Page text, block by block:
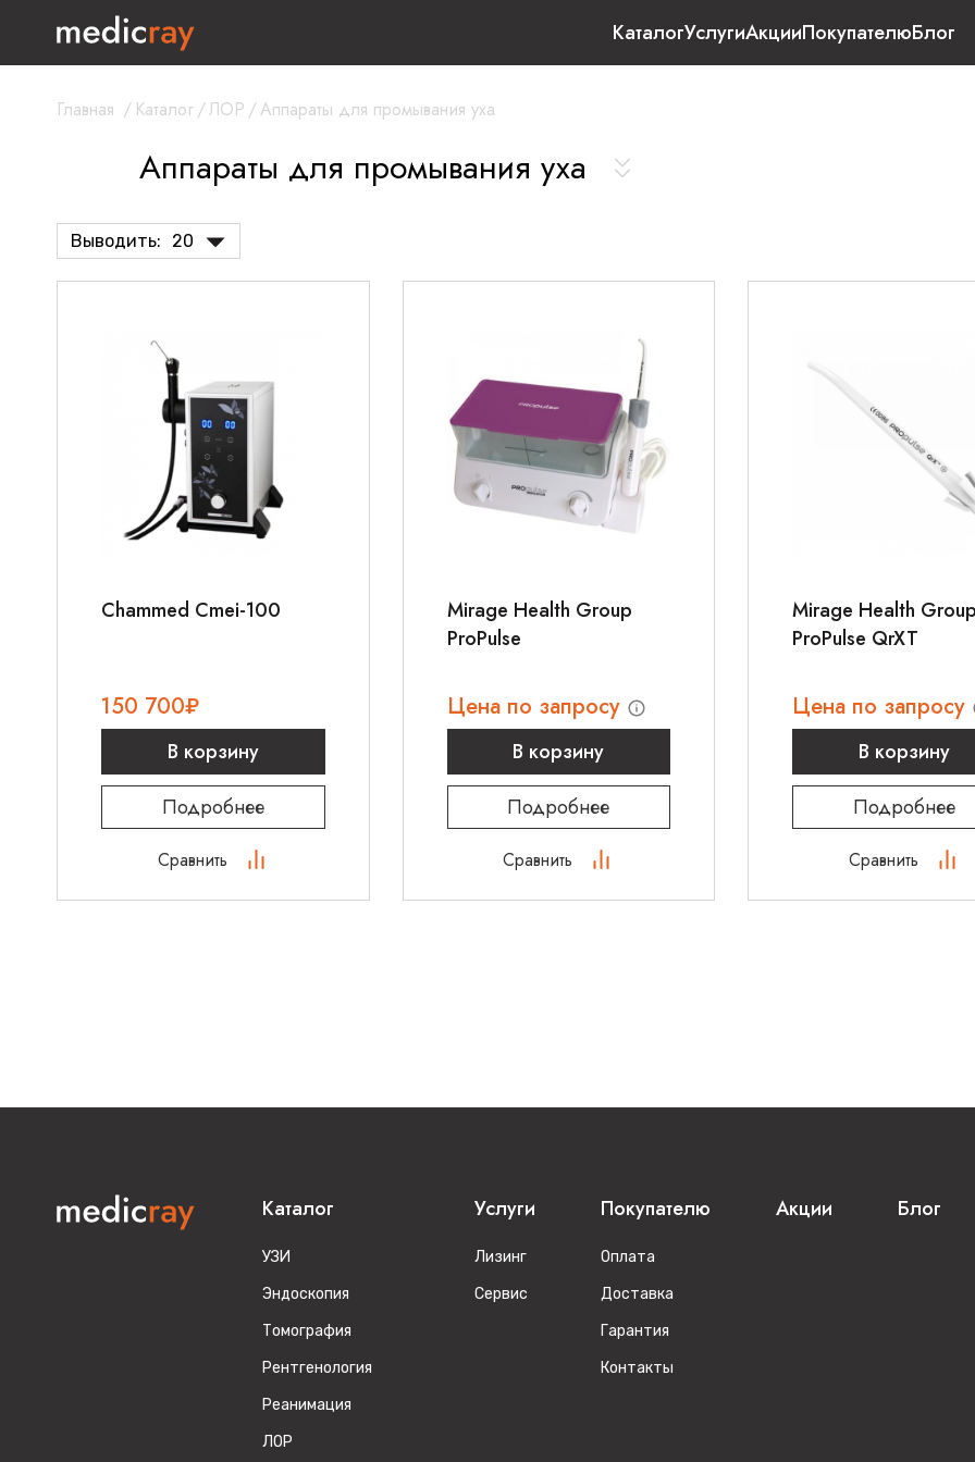
КаталогУслугиАкцииПокупателюБлог
Главная / Каталог/ЛОР /Аппараты для промывания уха
Аппараты для промывания уха
Выводить: 20
Chammed Cmei-100
150 700₽
В корзину
Подробнее
Сравнить
Mirage Health Group
ProPulse
Цена по запросу
В корзину
Подробнее
Сравнить
Mirage Health
ProPulse QrXT
Цена по запросу
В корзину
Подробнее
Сравнить
Каталог
УЗИ
Эндоскопия
Томография
Рентгенология
Реанимация
ЛОР
Услуги
Лизинг
Сервис
Покупателю
Оплата
Доставка
Гарантия
Контакты
Акции Блог